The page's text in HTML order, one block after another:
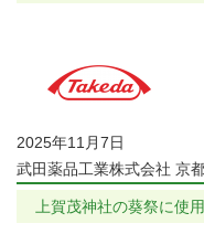
2025年11月7日
武田薬品工業株式会社 京
上賀茂神社の葵祭に使